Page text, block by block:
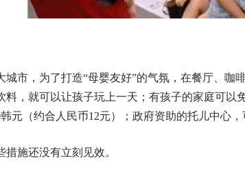
城市，为了打造“母婴友好”的气氛，在餐厅、咖
料，就可以让孩子玩上一天；有孩子的家庭可以
韩元（约合人民币12元）；政府资助的托儿中心
措施还没有立刻见效。